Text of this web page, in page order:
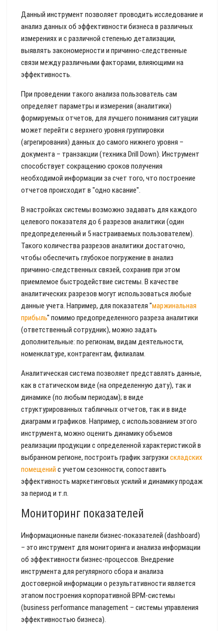
Данный инструмент позволяет проводить исследование и
анализ данных об эффективности бизнеса в различных
измерениях и с различной степенью детализации,
выявлять закономерности и причинно-следственные
связи между различными факторами, влияющими на
эффективность.
При проведении такого анализа пользователь сам
определяет параметры и измерения (аналитики)
формируемых отчетов, для лучшего понимания ситуации
может перейти с верхнего уровня группировки
(агрегирования) данных до самого нижнего уровня –
документа – транзакции (техника Drill Down). Инструмент
способствует сокращению сроков получения
необходимой информации за счет того, что построение
отчетов происходит в "одно касание".
В настройках системы возможно задавать для каждого
целевого показателя до 6 разрезов аналитики (один
предопределенный и 5 настраиваемых пользователем).
Такого количества разрезов аналитики достаточно,
чтобы обеспечить глубокое погружение в анализ
причинно-следственных связей, сохранив при этом
приемлемое быстродействие системы. В качестве
аналитических разрезов могут использоваться любые
данные учета. Например, для показателя "маржинальная
прибыль" помимо предопределенного разреза аналитики
(ответственный сотрудник), можно задать
дополнительные: по регионам, видам деятельности,
номенклатуре, контрагентам, филиалам.
Аналитическая система позволяет представлять данные,
как в статическом виде (на определенную дату), так и
динамике (по любым периодам); в виде
структурированных табличных отчетов, так и в виде
диаграмм и графиков. Например, с использованием этого
инструмента, можно оценить динамику объемов
реализации продукции с определенной характеристикой в
выбранном регионе, построить график загрузки складских
помещений с учетом сезонности, сопоставить
эффективность маркетинговых усилий и динамику продаж
за период и т.п.
Мониторинг показателей
Информационные панели бизнес-показателей (dashboard)
– это инструмент для мониторинга и анализа информации
об эффективности бизнес-процессов. Внедрение
инструмента для регулярного сбора и анализа
достоверной информации о результативности является
этапом построения корпоративной BPM-системы
(business performance management – системы управления
эффективностью бизнеса).